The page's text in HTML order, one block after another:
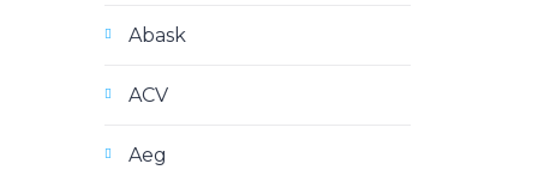
Abask
ACV
Aeg